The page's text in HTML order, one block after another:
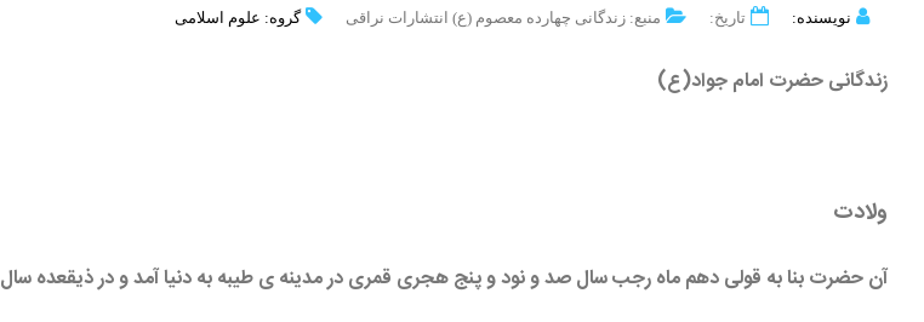
نویسنده: تاریخ: منبع: زندگانی چهارده معصوم (ع) انتشارات نراقی گروه: علوم اسلامی
زندگانی حضرت امام جواد(ع)
ولادت
آن حضرت بنا به قولی دهم ماه رجب سال صد و نود و پنج هجری قمری در مدینه ی طیبه به دنیا آمد و در ذيقعده سال 220هجری به دستور معتصم به وسیله ی زهر به شهادت رسید.